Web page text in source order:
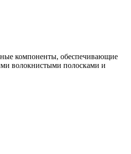
компоненты, обеспечивающие
волокнистыми полосками и